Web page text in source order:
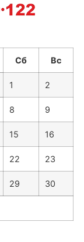
Сб Вс
1 2
8 9
15 16
22 23
29 30